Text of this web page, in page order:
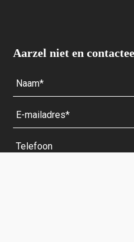
Aarzel niet en